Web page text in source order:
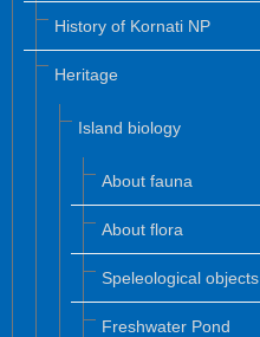
History of Kornati NP
Heritage
Island biology
About fauna
About flora
Speleological objects
Freshwater Pond